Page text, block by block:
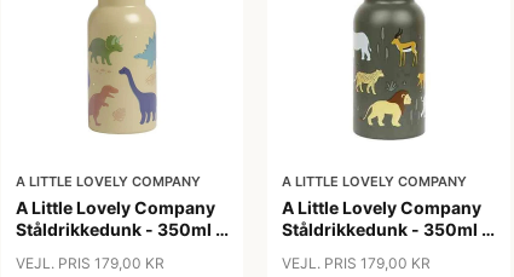
A LITTLE LOVELY COMPANY
A Little Lovely Company
Ståldrikkedunk - 350ml -
VEJL. PRIS 179,00 KR
A LITTLE LOVELY COMPANY
A Little Lovely Company
Ståldrikkedunk - 350ml -
VEJL. PRIS 179,00 KR